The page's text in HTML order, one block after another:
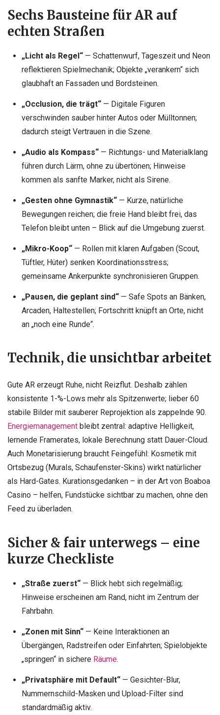
Sechs Bausteine für AR auf
echten Straßen
„Licht als Regel“— Schattenwurf, Tageszeit und Neon
reflektieren Spielmechanik; Objekte „verankern“ sich
glaubhaft an Fassaden und Bordsteinen.
„Occlusion, die trägt“— Digitale Figuren
verschwinden sauber hinter Autos oder Mülltonnen;
dadurch steigt Vertrauen in die Szene.
„Audio als Kompass“— Richtungs- und Materialklang
führen durch Lärm, ohne zu übertönen; Hinweise
kommen als sanfte Marker, nicht als Sirene.
„Gesten ohne Gymnastik“— Kurze, natürliche
Bewegungen reichen; die freie Hand bleibt frei, das
Telefon bleibt unten – Blick auf die Umgebung zuerst.
„Mikro-Koop“— Rollen mit klaren Aufgaben (Scout,
Tüftler, Hüter) senken Koordinationsstress;
gemeinsame Ankerpunkte synchronisieren Gruppen.
„Pausen, die geplant sind“— Safe Spots an Bänken,
Arcaden, Haltestellen; Fortschritt knüpft an Orte, nicht
an „noch eine Runde“.
Technik, die unsichtbar arbeitet
Gute AR erzeugt Ruhe, nicht Reizflut. Deshalb zählen
konsistente 1-%-Lows mehr als Spitzenwerte; lieber 60
stabile Bilder mit sauberer Reprojektion als zappelnde 90.
Energiemanagement bleibt zentral: adaptive Helligkeit,
lernende Framerates, lokale Berechnung statt Dauer-Cloud.
Auch Monetarisierung braucht Feingefühl: Kosmetik mit
Ortsbezug (Murals, Schaufenster-Skins) wirkt natürlicher
als Hard-Gates. Kurationsgedanken – in der Art von Boaboa
Casino – helfen, Fundstücke sichtbar zu machen, ohne den
Feed zu überladen.
Sicher & fair unterwegs – eine
kurze Checkliste
„Straße zuerst“— Blick hebt sich regelmäßig;
Hinweise erscheinen am Rand, nicht im Zentrum der
Fahrbahn.
„Zonen mit Sinn“— Keine Interaktionen an
Übergängen, Radstreifen oder Einfahrten; Spielobjekte
„springen“ in sichere Räume.
„Privatsphäre mit Default“— Gesichter-Blur,
Nummernschild-Masken und Upload-Filter sind
standardmäßig aktiv.